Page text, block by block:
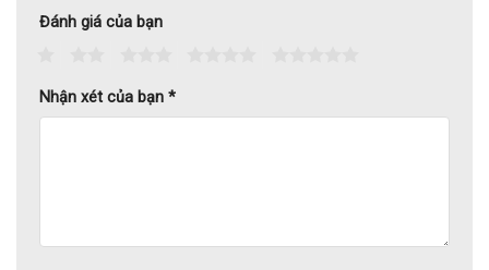
Đánh giá của bạn
Nhận xét của bạn *